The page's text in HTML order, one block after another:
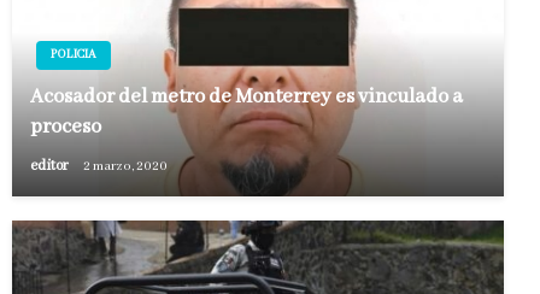
POLICIA
Acosador del metro de Monterrey es vinculado a
proceso
editor 2 marzo, 2020